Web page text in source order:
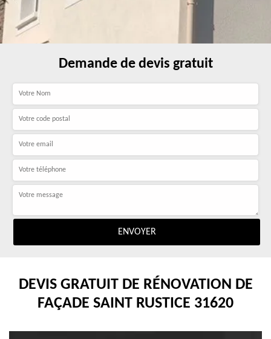
Demande de devis gratuit
DEVIS GRATUIT DE RÉNOVATION DE
FAÇADE SAINT RUSTICE 31620